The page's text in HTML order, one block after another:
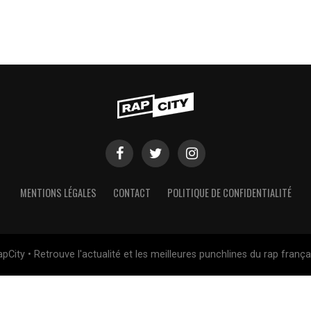
MENTIONS LÉGALES CONTACT POLITIQUE DE CONFIDENTIALITÉ
• Retrouve l'actualité et les meilleures punchlines du rap